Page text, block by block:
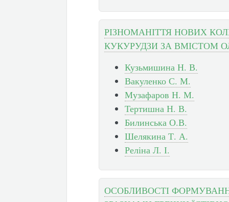
РІЗНОМАНІТТЯ НОВИХ
КУКУРУДЗИ ЗА ВМІСТОМ
Кузьмишина Н. В.
Вакуленко С. М.
Музафаров Н. М.
Тертишна Н. В.
Билинська О.В.
Шелякина Т. А.
Реліна Л. І.
ОСОБЛИВОСТІ